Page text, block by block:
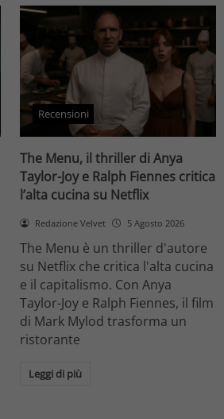
Recensioni
The Menu, il thriller di Anya
Taylor-Joy e Ralph Fiennes critica
l’alta cucina su Netflix
Redazione Velvet 5 Agosto 2026
The Menu è un thriller d'autore
su Netflix che critica l'alta cucina
e il capitalismo. Con Anya
Taylor-Joy e Ralph Fiennes, il film
di Mark Mylod trasforma un
ristorante
Leggi di più